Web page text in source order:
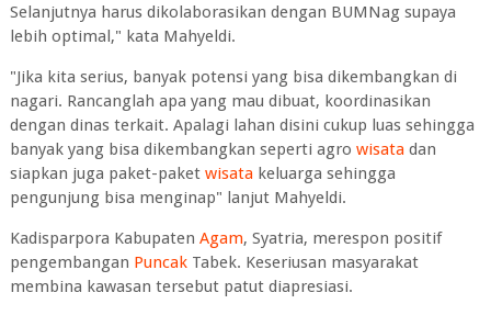
Selanjutnya harus dikolaborasikan dengan BUMNag supaya
lebih optimal," kata Mahyeldi.
"Jika kita serius, banyak potensi yang bisa dikembangkan di
nagari. Rancanglah apa yang mau dibuat, koordinasikan
dengan dinas terkait. Apalagi lahan disini cukup luas sehingga
banyak yang bisa dikembangkan seperti agro wisatadan
siapkan juga paket-paket wisatakeluarga sehingga
pengunjung bisa menginap" lanjut Mahyeldi.
Kadisparpora Kabupaten Agam, Syatria, merespon positif
pengembangan PuncakTabek. Keseriusan masyarakat
membina kawasan tersebut patut diapresiasi.